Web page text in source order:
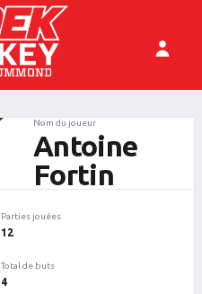
Nom du joueur
Antoine
Fortin
Parties jouées
12
Total de buts
4